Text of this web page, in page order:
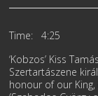
Time: 4:25
‘Kobzos’ Kiss
Szertartászene
honour of our King,